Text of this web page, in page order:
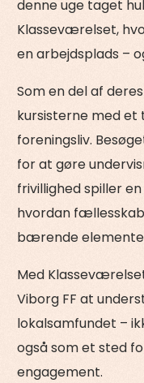
denne uge taget
Klasseværelset,
en arbejdsplads –
Som en del af
kursisterne med et
foreningsliv.
for at gøre
frivillighed spiller
hvordan
bærende
Med
Viborg FF at
lokalsamfundet –
også som et sted
engagement.